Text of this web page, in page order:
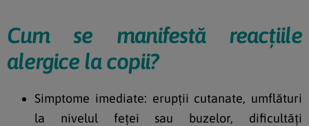
Cum se manifestă reacțiile
alergice la copii?
Simptome imediate: erupții cutanate, umflături
la nivelul feței sau buzelor, dificultăți